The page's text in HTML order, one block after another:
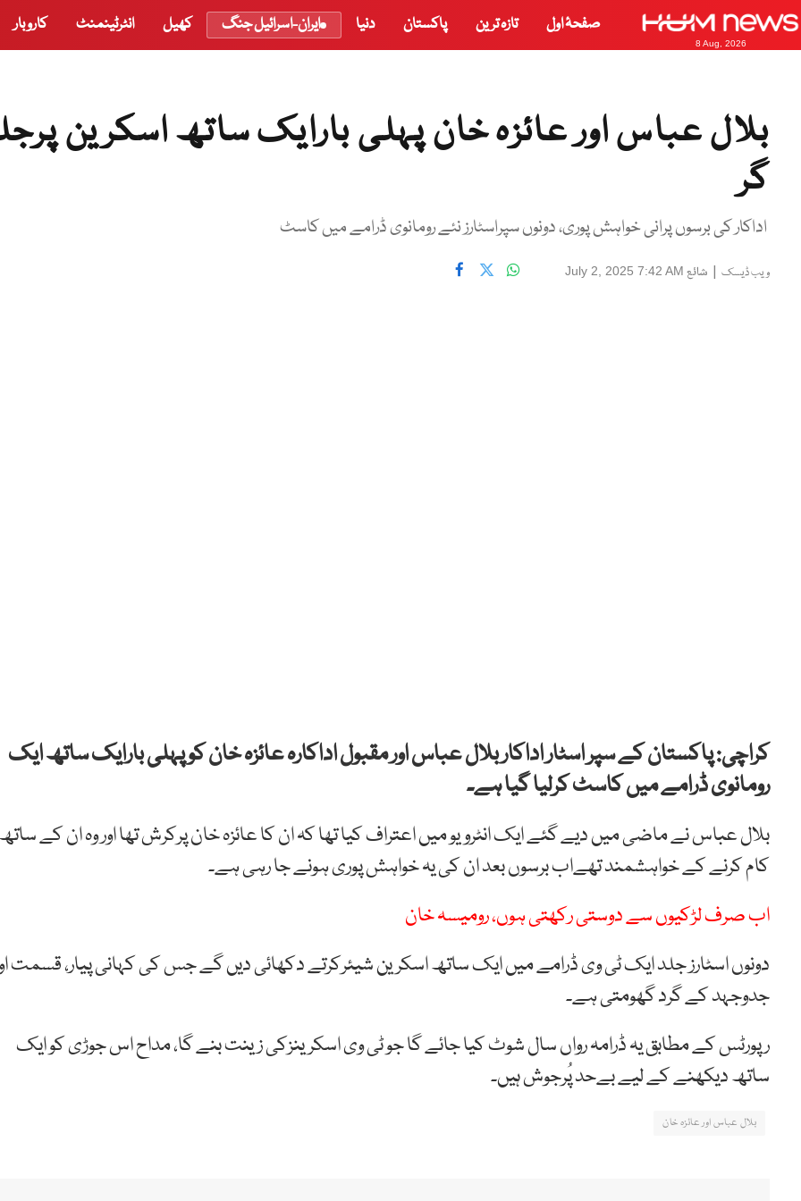
8 Aug, 2026
صفحۂ اول تازہ ترین پاکستان دنیا ایران-اسرائیل جنگ کھیل انٹرٹینمنٹ کاروبار
بلال عباس اور عائزہ خان پہلی بارایک ساتھ اسکرین
گر
اداکار کی برسوں پرانی خواہش پوری، دونوں سپراسٹارز نئے رومانوی ڈرامے میں کاسٹ
ویب ڈیسک | شائع July 2, 2025 7:42 AM
کراچی: پاکستان کے سپر اسٹار اداکار بلال عباس اور مقبول اداکارہ عائزہ خان کو پہلی بارایک ساتھ ایک
رومانوی ڈرامے میں کاسٹ کرلیا گیا ہے۔
بلال عباس نے ماضی میں دیے گئے ایک انٹرویو میں اعتراف کیا تھا کہ ان کا عائزہ خان پرکرش تھا اور وہ ان کے
کام کرنے کے خواہشمند تھےاب برسوں بعد ان کی یہ خواہش پوری ہونے جا رہی ہے۔
اب صرف لڑکیوں سے دوستی رکھتی ہوں، رومیسہ خان
دونوں اسٹارز جلد ایک ٹی وی ڈرامے میں ایک ساتھ اسکرین شیئرکرتے دکھائی دیں گے جس کی کہانی پیار، قسمت
جدوجہد کے گرد گھومتی ہے۔
رپورٹس کے مطابق یہ ڈرامہ رواں سال شوٹ کیا جائے گا جو ٹی وی اسکرینزکی زینت بنے گا، مداح اس جوڑی کو ایک
ساتھ دیکھنے کے لیے بےحد پُرجوش ہیں۔
بلال عباس اور عائزہ خان